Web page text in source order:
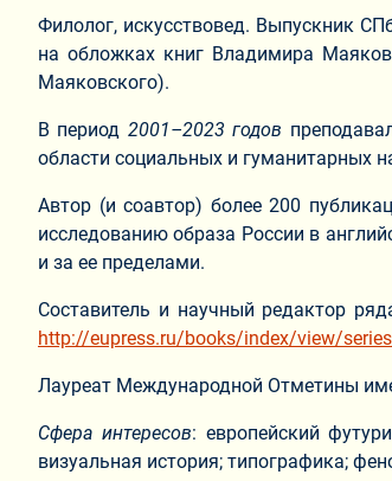
Филолог, искусствовед. Выпускник
на обложках книг Владимира
Маяковского).
В период 2001–2023 годов
области социальных и гуманитарных
Автор (и соавтор) более 200
исследованию образа России в
и за ее пределами.
Составитель и научный редактор
http://eupress.ru/books/index/view/
Лауреат Международной Отметины
Сфера интересов: европейский
визуальная история; типографика;